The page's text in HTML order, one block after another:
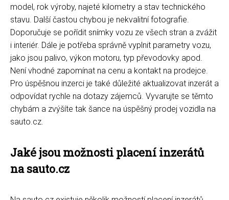
model, rok výroby, najeté kilometry a stav technického
stavu. Další častou chybou je nekvalitní fotografie.
Doporučuje se pořídit snímky vozu ze všech stran a zvážit
i interiér. Dále je potřeba správně vyplnit parametry vozu,
jako jsou palivo, výkon motoru, typ převodovky apod.
Není vhodné zapomínat na cenu a kontakt na prodejce.
Pro úspěšnou inzerci je také důležité aktualizovat inzerát a
odpovídat rychle na dotazy zájemců. Vyvarujte se těmto
chybám a zvýšíte tak šance na úspěšný prodej vozidla na
sauto.cz.
Jaké jsou možnosti placení inzerátů
na sauto.cz